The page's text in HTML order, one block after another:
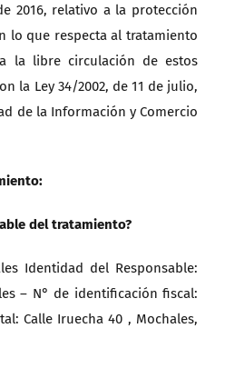
2016, relativo a la protección
lo que respecta al tratamiento
la libre circulación de estos
la Ley 34/2002, de 11 de julio,
de la Información y Comercio
del tratamiento?
Identidad del Responsable:
– N° de identificación fiscal:
Calle Iruecha 40 , Mochales,